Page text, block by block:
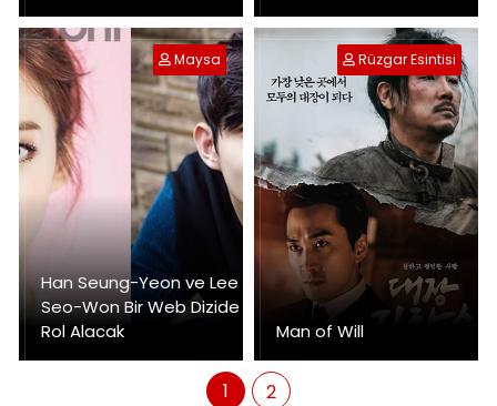
Han Seung-Yeon ve Lee
Seo-Won Bir Web Dizide
Rol Alacak
Maysa
Man of Will
Rüzgar Esintisi
1 2